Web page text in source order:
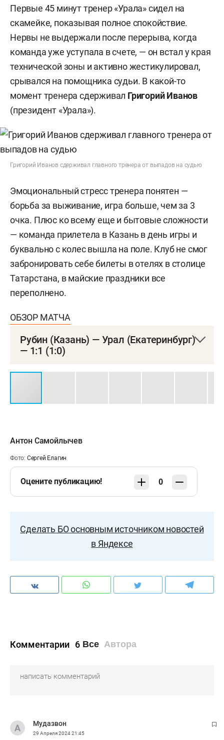
Первые 45 минут тренер «Урала» сидел на
скамейке, показывая полное спокойствие.
Нервы не выдержали после перерыва, когда
команда уже уступала в счете, — он встал у края
технической зоны и активно жестикулировал,
срывался на помощника судьи. В какой-то
момент тренера сдерживал Григорий Иванов
(президент «Урала»).
Григорий Иванов сдерживал главного тренера от выпадов на судью
Эмоциональный стресс тренера понятен —
борьба за выживание, игра больше, чем за 3
очка. Плюс ко всему еще и бытовые сложности
— команда прилетела в Казань в день игры и
буквально с колес вышла на поле. Клуб не смог
забронировать себе билеты в отелях в столице
Татарстана, в майские праздники все
переполнено.
ОБЗОР МАТЧА
Рубин (Казань) — Урал (Екатеринбург)
— 1:1 (1:0)
29 апреля. «Ак Барс Арена»
«Рубин»: Дюпин, Кабутов (Тесленко, 84),
Мартынович, Вуячич, Грицаенко, Рожков, Вада
(Шабанхаджай, 84), Безруков (Рыбус, 70), Зотов,
Иву, Даку.
Ишков (Ионов, 62), Сиссе, Мишкич (Каштанов,
71), Газинский, Бегич, Егорычев, Шеттине
Предупреждения:Зотов (23), Газинский (32).
Антон Самойлычев
Фото: Сергей Елагин
Оцените публикацию! 0
Сделать БО основным источником новостей
в Яндексе
Комментарии 6 Все Автора
Мудазвон
29 Апреля 202421:45